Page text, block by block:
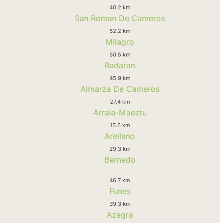
40.2 km
San Roman De Cameros
52.2 km
Milagro
50.5 km
Badaran
45.9 km
Almarza De Cameros
27.4 km
Arraia-Maeztu
15.6 km
Arellano
29.3 km
Bernedo
46.7 km
Funes
39.3 km
Azagra